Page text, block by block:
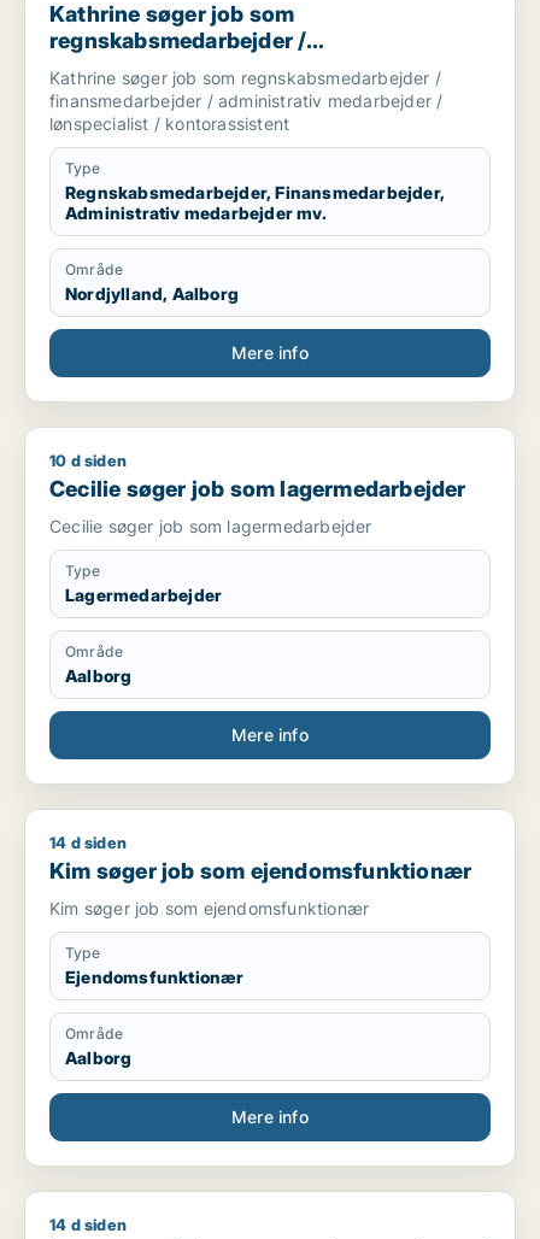
Kathrine søger job som
regnskabsmedarbejder /
finansmedarbejder / administrativ
medarbejder / lønspecialist /
kontorassistent
Kathrine søger job som regnskabsmedarbejder /
finansmedarbejder / administrativ medarbejder /
lønspecialist / kontorassistent
Type
Regnskabsmedarbejder, Finansmedarbejder,
Administrativ medarbejder mv.
Område
Nordjylland, Aalborg
Mere info
Cecilie søger job som lagermedarbejder
10 d siden
Cecilie søger job som lagermedarbejder
Cecilie søger job som lagermedarbejder
Type
Lagermedarbejder
Område
Aalborg
Mere info
Kim søger job som ejendomsfunktionær
14 d siden
Kim søger job som ejendomsfunktionær
Kim søger job som ejendomsfunktionær
Type
Ejendomsfunktionær
Område
Aalborg
Mere info
Iryna søger job som rengøringsassistent /
14 d siden